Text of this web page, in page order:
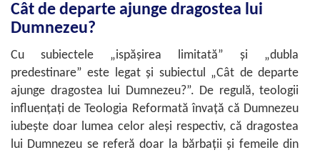
Cât de departe ajunge dragostea lui
Dumnezeu?
Cu subiectele „ispășirea limitată” și „dubla
predestinare” este legat și subiectul „Cât de departe
ajunge dragostea lui Dumnezeu?”. De regulă, teologii
influențați de Teologia Reformată învață că Dumnezeu
iubește doar lumea celor aleși respectiv, că dragostea
lui Dumnezeu se referă doar la bărbații și femeile din